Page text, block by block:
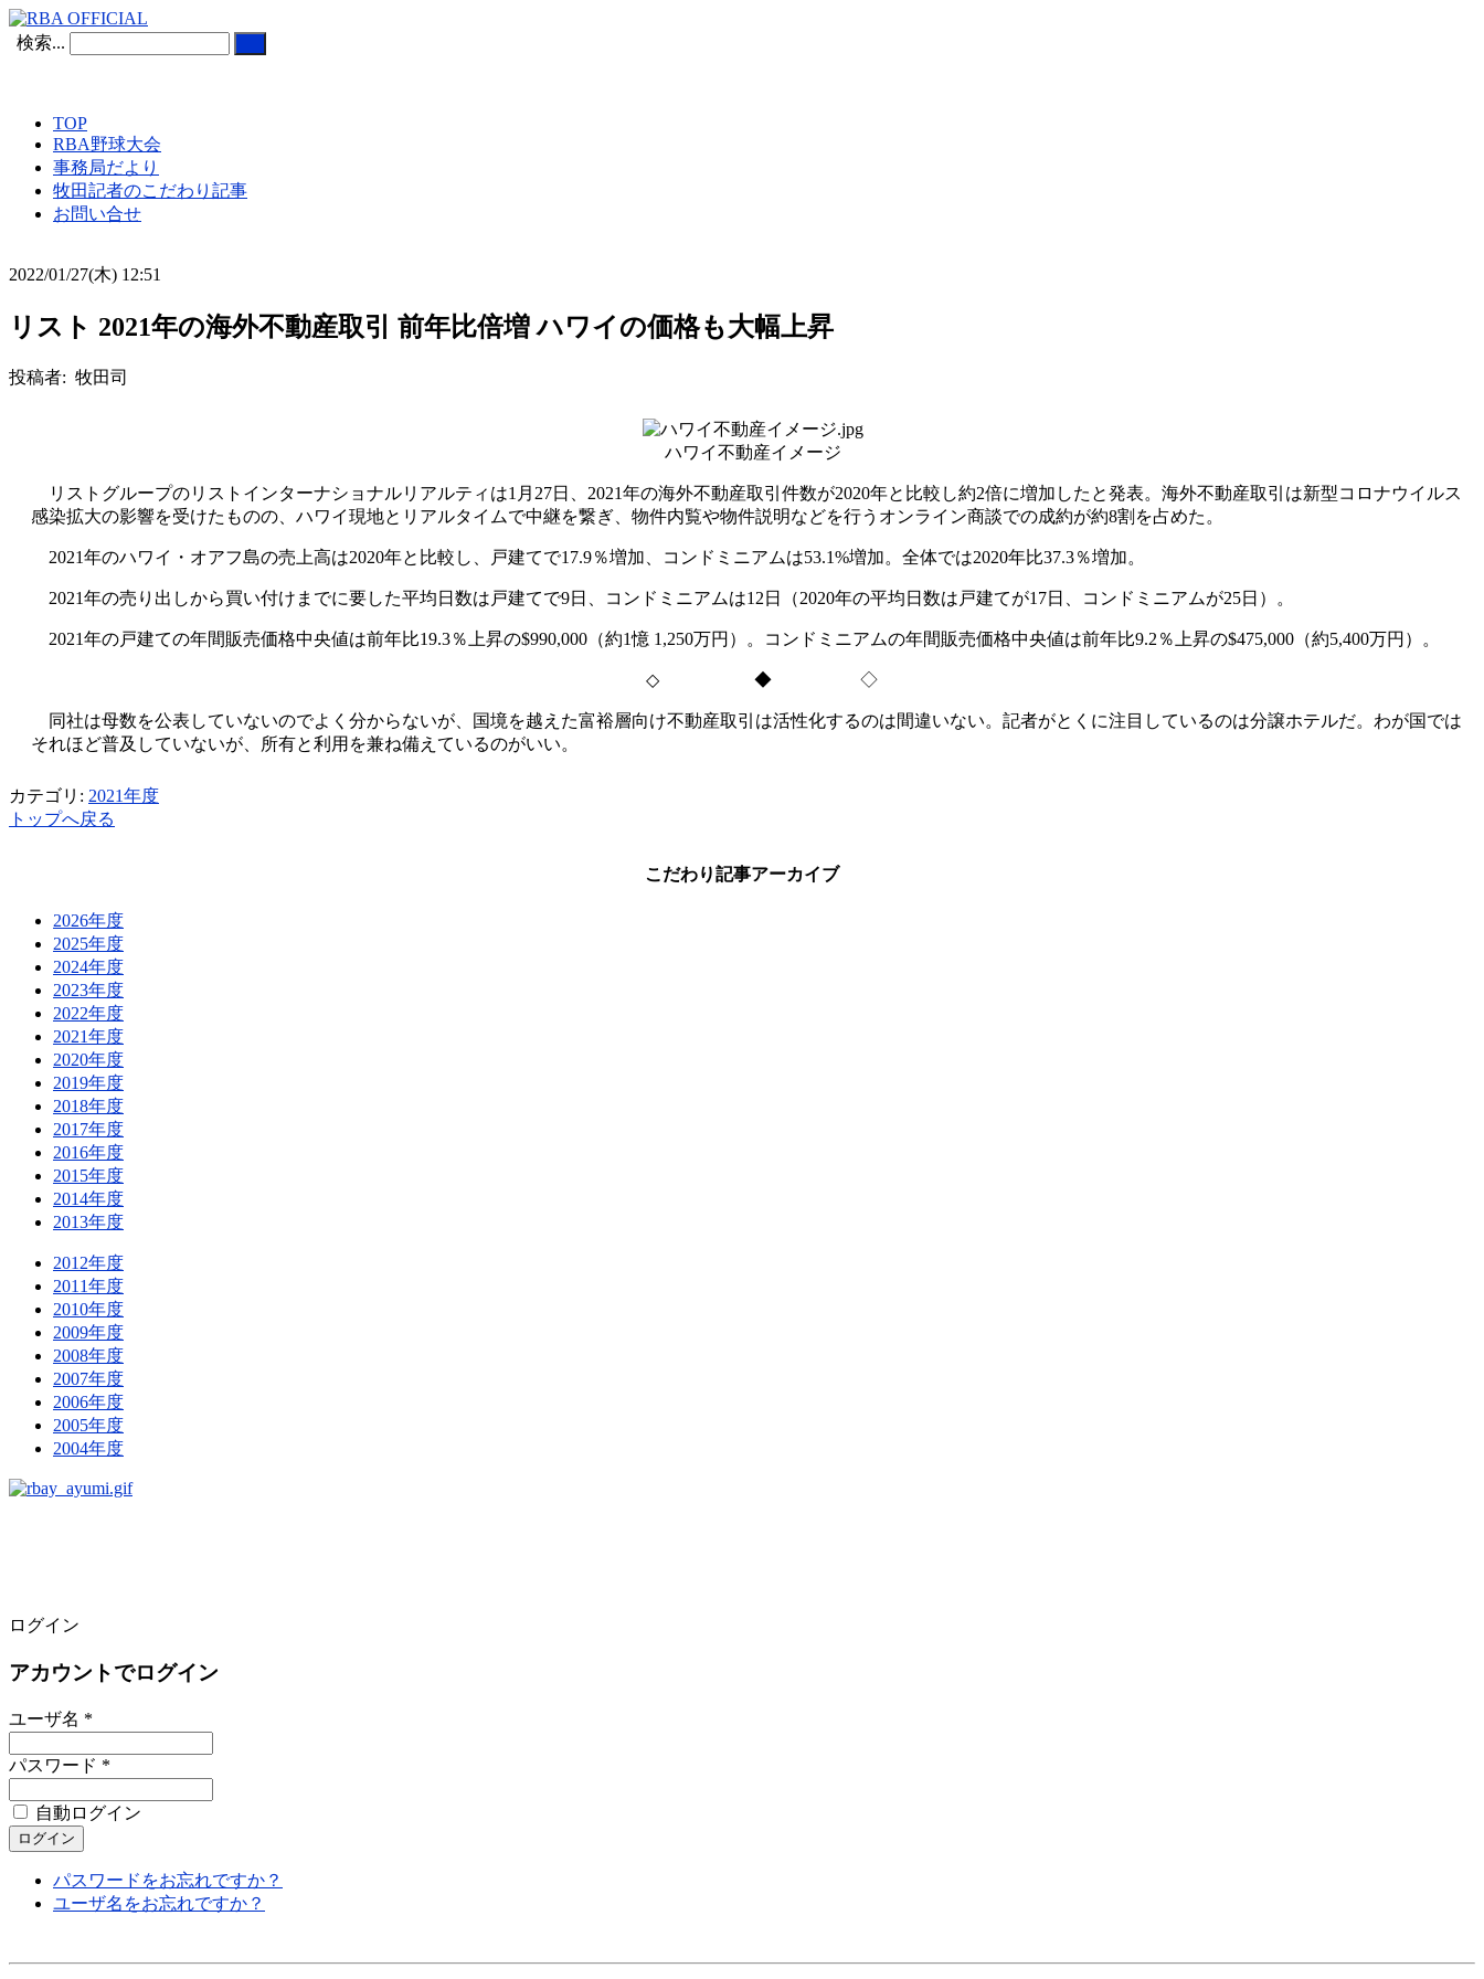
検索...
TOP
RBA野球大会
事務局だより
牧田記者のこだわり記事
お問い合せ
2022/01/27(木) 12:51
リスト 2021年の海外不動産取引 前年比倍増 ハワイの価格も大幅上昇
投稿者: 牧田司
ハワイ不動産イメージ
リストグループのリストインターナショナルリアルティは1 月 27日、 2021年の海外不動産取引件数が2020年と比較し約2倍に増加したと発表。海外不動産取引は新型コロナウイルス
感染拡大の影響を受けたものの、ハワイ現地とリアルタイムで中継を繋ぎ、物件内覧や物件説明などを行うオンライン商談での成約が約8割を占めた。
2021年のハワイ・オアフ島の売上高は2020年と比較し、戸建てで17.9％増加、コンドミニアムは53.1%増加。全体では2020年比37.3％増加。
2021年の売り出しから買い付けまでに要した平均日数は戸建てで9日、コンドミニアムは12 日（2020年の平均日数は戸建てが17日、コンドミニアムが25日）。
2021年の戸建ての年間販売価格中央値は前年比19.3％上昇の$990,000 （約1憶 1,250万円）。コンドミニアムの年間販売価格中央値は前年比9.2 ％上昇の$475,000 （約5,400万円）。
◇ ◆ ◇
同社は母数を公表していないのでよく分からないが、国境を越えた富裕層向け不動産取引は活性化するのは間違いない。記者がとくに注目しているのは分譲ホテルだ。わが国では
それほど普及していないが、所有と利用を兼ね備えているのがいい。
カテゴリ: 2021年度
トップへ戻る
こだわり記事アーカイブ
2026年度
2025年度
2024年度
2023年度
2022年度
2021年度
2020年度
2019年度
2018年度
2017年度
2016年度
2015年度
2014年度
2013年度
2012年度
2011年度
2010年度
2009年度
2008年度
2007年度
2006年度
2005年度
2004年度
ログイン
アカウントでログイン
ユーザ名 *
パスワード *
自動ログイン
パスワードをお忘れですか？
ユーザ名をお忘れですか？